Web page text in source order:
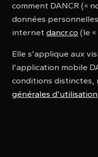
comment DANCR («
données
internet dancr.co (le «
Elle s'applique aux
l'application mobile
conditions distinctes,
générales d'utilisation